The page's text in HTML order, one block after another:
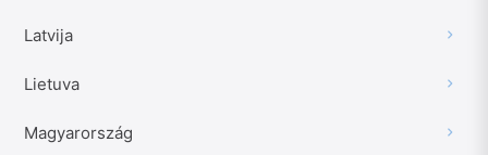
Latvija
Lietuva
Magyarország